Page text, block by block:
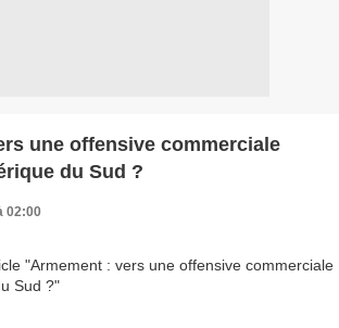
une offensive commerciale
du Sud ?
02:00